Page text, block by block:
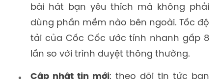
bài hát bạn yêu thích mà không phải
dùng phần mềm nào bên ngoài. Tốc độ
tải của Cốc Cốc ước tính nhanh gấp 8
lần so với trình duyệt thông thường.
Cập nhật tin mới: theo dõi tin tức bạn